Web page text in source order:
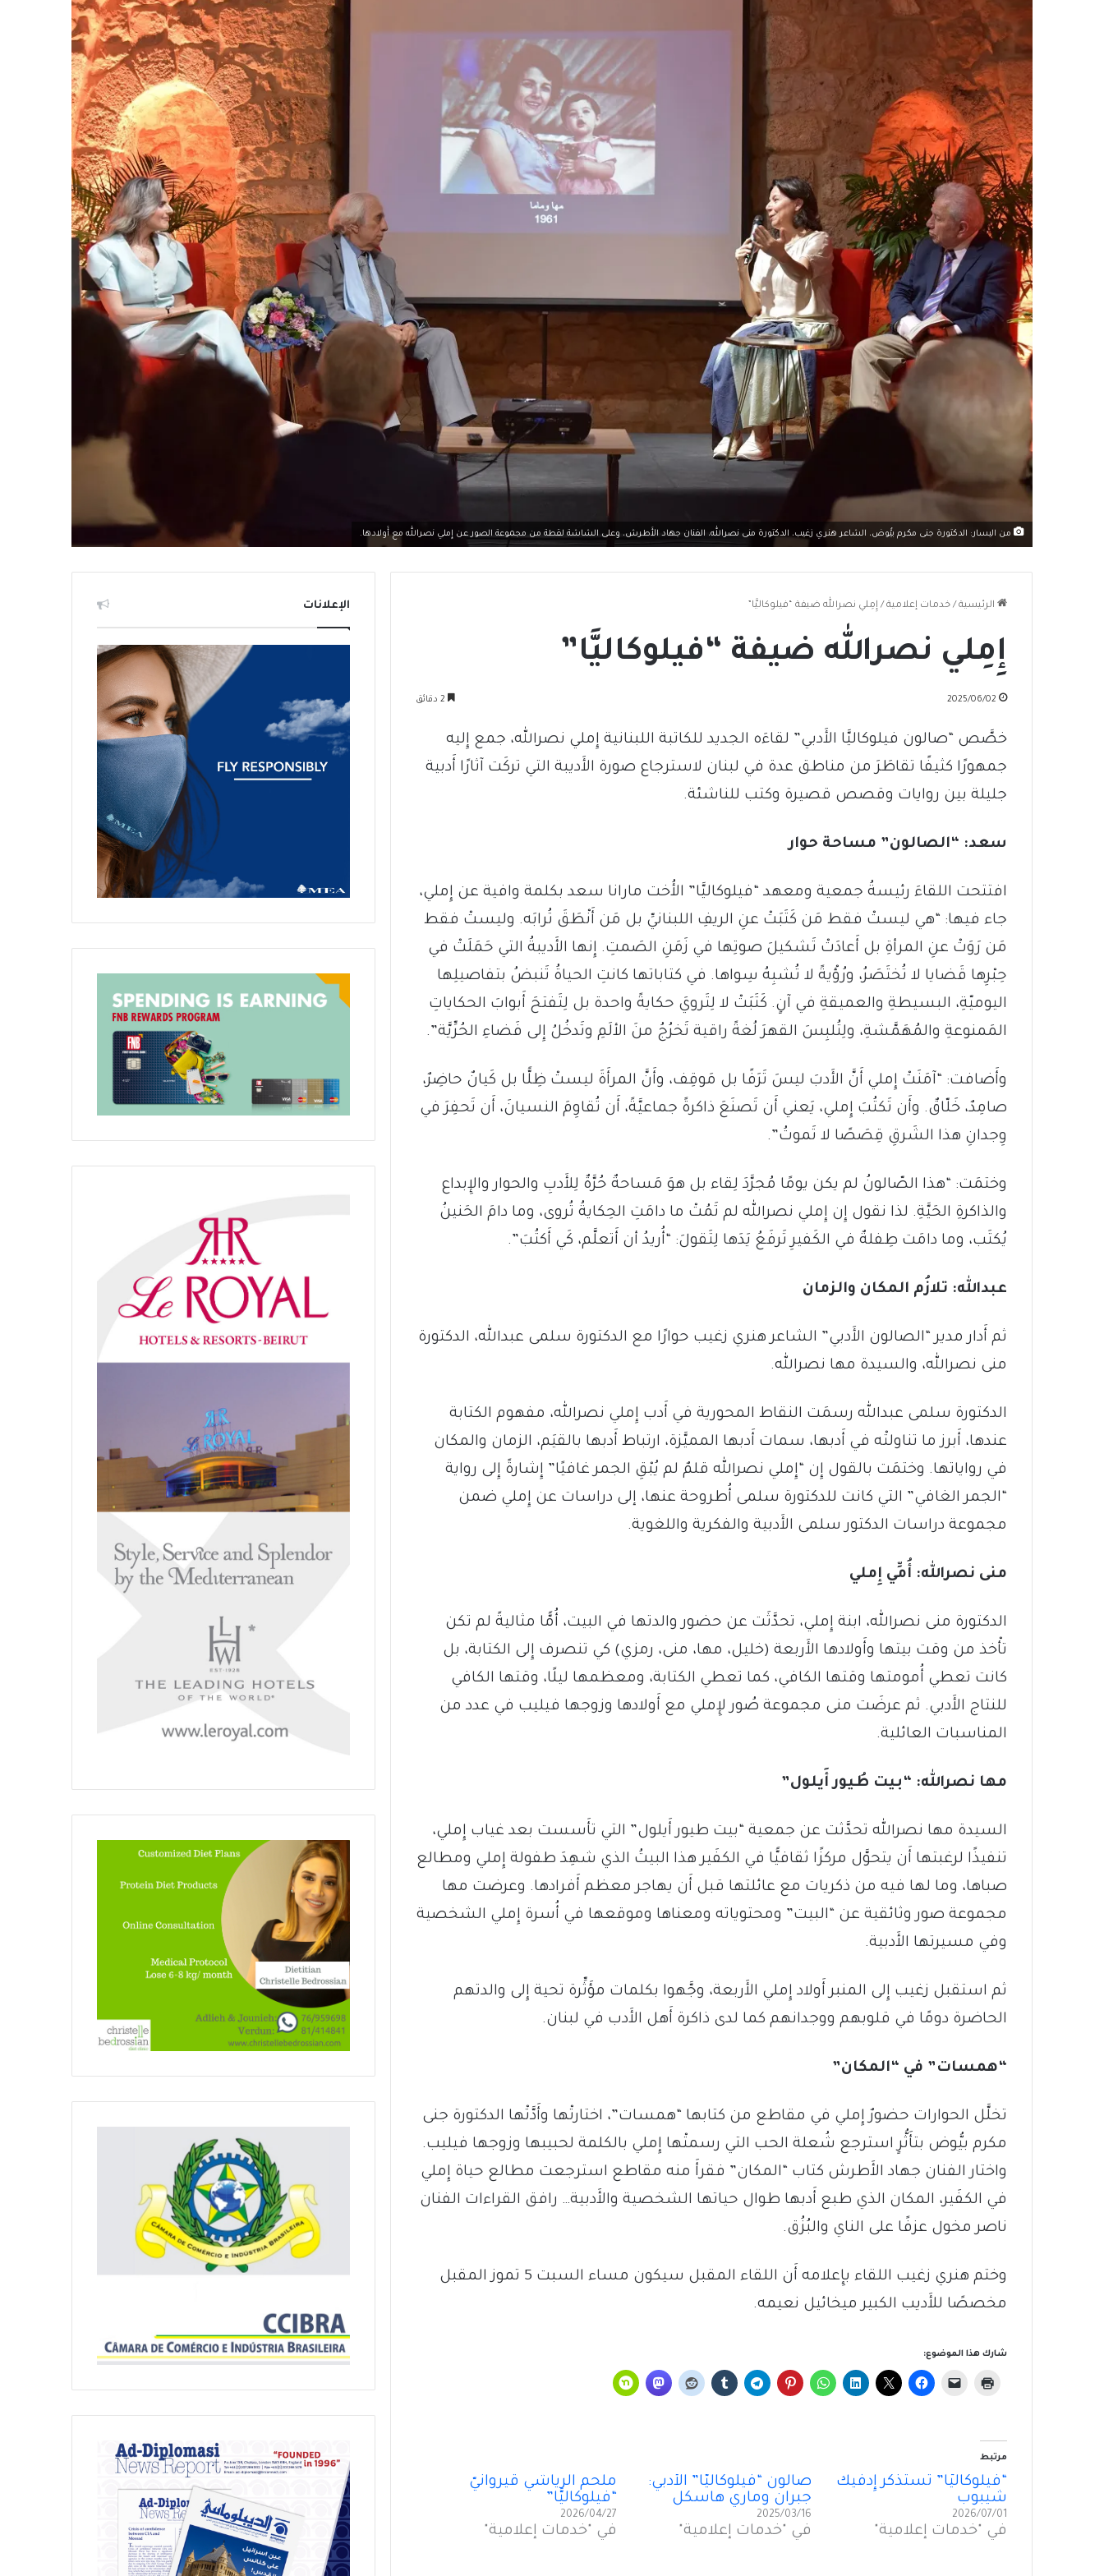
من اليسار: الدكتورة جنى مكرم بيُّوض، الشاعر هنري زغيب، الدكتورة منى نصرالله، الفنان جهاد الأَطرش، وعلى الشاشة لقطة من مجموعة الصور عن إِملي نصرالله مع أَولادها.
الرئيسية / خدمات إعلامية / إِمِلي نصرالله ضيفة “فيلوكاليَّا”
إِمِلي نصرالله ضيفة “فيلوكاليَّا”
2025/06/02
خصَّص “صالون فيلوكاليَّا الأَدبي” لقاءَه الجديد للكاتبة اللبنانية إِملي نصرالله، جمع إِليه
جمهورًا كثيفًا تقاطَرَ من مناطق عدة في لبنان لاسترجاع صورة الأَديبة التي تركَت آثارًا أَدبية
جليلة بين روايات وقصص قصيرة وكتب للناشئة.
سعد: “الصالون” مساحة حوار
افتتحت اللقاءَ رئيسةُ جمعية ومعهد “فيلوكاليَّا” الأُخت مارانا سعد بكلمة وافية عن إِملي،
جاء فيها: “هي ليستْ فقط مَن كَتَبَتْ عنِ الريفِ اللبنانيِّ بل مَن أَنْطَقَ تُرابَه. وليستْ فقط
مَن رَوَتْ عنِ المرأةِ بل أَعادَتْ تَشكيلَ صوتِها في زَمَنِ الصَمتِ. إِنها الأَديبةُ التي حَمَلَتْ في
حِبْرِها قَضايا لا تُختَصَرُ، ورُؤْيةً لا تُشبِهُ سِواها. في كتاباتها كانتِ الحياةُ تَنبضُ بتفاصيلِها
اليوميّةِ، البسيطةِ والعميقةِ في آنٍ. كَتَبَتْ لا لِتَرويَ حكايةً واحدة بل لِتَفتحَ أَبوابَ الحكاياتِ
المَمنوعةِ والمُهَمَّشةِ، ولِتُلبِسَ القهرَ لُغةً راقية تَخرُجُ منَ الألَمِ وتَدخُلُ إِلى فَضاءِ الحُرِّيَّة”.
وأَضافت: “آمَنَتْ إِملي أَنَّ الأَدبَ ليسَ تَرَفًا بل مَوقِف، وأَنَّ المرأَةَ ليستْ ظِلًّا بل كَيانٌ حاضِرٌ،
صامِدٌ، خَلّاقٌ. وأَن تَكتُبَ إِملي، يَعني أَن تَصنَعَ ذاكرةً جماعيَّةً، أَن تُقاوِمَ النسيانَ، أَن تَحفِرَ في
وِجدانِ هذا الشَرقِ قِصَصًا لا تَموتُ”.
وختمَت: “هذا الصّالونُ لم يكن يومًا مُجرَّدَ لِقاء بل هوَ مَساحةٌ حُرَّةٌ لِلأَدبِ والحوار والإِبداع
والذاكرةِ الحَيَّةِ. لذا نقول إِن إِملي نصرالله لم تَمُتْ ما دامَتِ الحِكايةُ تُروى، وما دامَ الحَنينُ
يُكتَب، وما دامَت طِفلةٌ في الكَفيرِ تَرفَعُ يَدَها لِتَقولَ: “أُريدُ أن أَتعلَّم، كَي أَكتُبَ”.
عبدالله: تلازُم المكان والزمان
ثم أَدار مدير “الصالون الأَدبي” الشاعر هنري زغيب حوارًا مع الدكتورة سلمى عبدالله، الدكتورة
منى نصرالله، والسيدة مها نصرالله.
الدكتورة سلمى عبدالله رسمَت النقاط المحورية في أَدب إِملي نصرالله، مفهوم الكتابة
عندها، أَبرز ما تناولتْه في أَدبها، سمات أَدبها المميَّزة، ارتباط أَدبها بالقيَم، الزمان والمكان
في رواياتها. وختمَت بالقول إِن “إِملي نصرالله قلمٌ لم يُبْقِ الجمر غافيًا” إِشارةً إِلى رواية
“الجمر الغافي” التي كانت للدكتورة سلمى أُطروحة عنها، إلى دراسات عن إِملي ضمن
مجموعة دراسات الدكتور سلمى الأَدبية والفكرية واللغوية.
منى نصرالله: أُمِّي إِملي
الدكتورة منى نصرالله، ابنة إِملي، تحدَّثَت عن حضور والدتها في البيت، أُمًّا مثاليةً لم تكن
تأْخذ من وقت بيتها وأَولادها الأَربعة (خليل، مها، منى، رمزي) كي تنصرف إِلى الكتابة، بل
كانت تعطي أُمومتها وقتها الكافي، كما تعطي الكتابة، ومعظمها ليلًا، وقتها الكافي
للنتاج الأَدبي. ثم عرضَت منى مجموعة صُور لإِملي مع أَولادها وزوجها فيليب في عدد من
المناسبات العائلية.
مها نصرالله: “بيت طُيور أَيلول”
السيدة مها نصرالله تحدَّثت عن جمعية “بيت طيور أَيلول” التي تأَسست بعد غياب إِملي،
تنفيذًا لرغبتها أَن يتحوَّل مركزًا ثقافيًّا في الكفَير هذا البيتُ الذي شهِدَ طفولة إِملي ومطالع
صباها، وما لها فيه من ذكريات مع عائلتها قبل أَن يهاجر معظم أَفرادها. وعرضت مها
مجموعة صور وثائقية عن “البيت” ومحتوياته ومعناها وموقعها في أُسرة إِملي الشخصية
وفي مسيرتها الأَدبية.
ثم استقبل زغيب إِلى المنبر أَولاد إِملي الأَربعة، وجَّهوا بكلمات مؤَثِّرة تحية إِلى والدتهم
الحاضرة دومًا في قلوبهم ووجدانهم كما لدى ذاكرة أَهل الأَدب في لبنان.
“همسات” في “المكان”
تخلَّل الحوارات حضورٌ إِملي في مقاطع من كتابها “همسات”، اختارتْها وأَدَّتْها الدكتورة جنى
مكرم بيُّوض بتأَثُّرٍ استرجع شُعلة الحب التي رسمتْها إِملي بالكلمة لحبيبها وزوجها فيليب.
واختار الفنان جهاد الأَطرش كتاب “المكان” فقرأَ منه مقاطع استرجعت مطالع حياة إِملي
في الكفَير، المكان الذي طبع أَدبها طوال حياتها الشخصية والأَدبية… رافق القراءات الفنان
ناصر مخول عزفًا على الناي والبُزُق.
وختم هنري زغيب اللقاء بإِعلامه أَن اللقاء المقبل سيكون مساء السبت 5 تموز المقبل
مخصصًا للأَديب الكبير ميخائيل نعيمه.
شارك هذا الموضوع:
مرتبط
“فيلوكاليًّا” تستذكر إِدفيك
شيبوب
2026/07/01
في "خدمات إعلامية"
صالون “فيلوكاليَّا” الأَدبي:
جبران وماري هاسكل
2025/03/16
في "خدمات إعلامية"
ملحم الرياشي قيروانيّ
“فيلوكاليَّا”
2026/04/27
في "خدمات إعلامية"
التراث اللبناني إِلى “أَكاديمْيا”
الإعلانات